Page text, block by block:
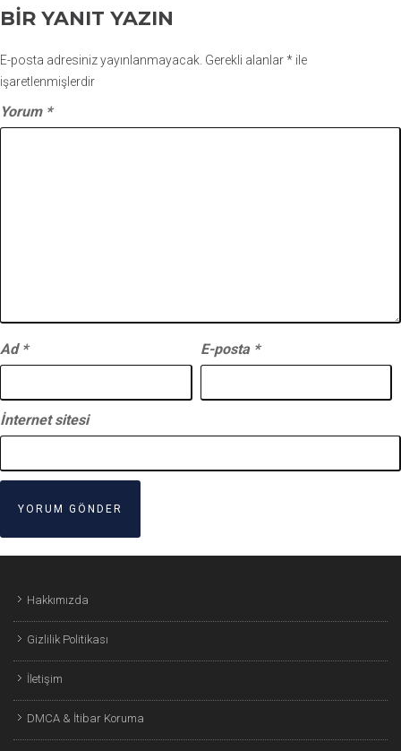
BIR YANIT YAZIN
E-posta adresiniz yayınlanmayacak. Gerekli alanlar* ile
işaretlenmişlerdir
Yorum *
Ad * E-posta *
İnternet sitesi
Hakkımızda
Gizlilik Politikası
İletişim
DMCA & İtibar Koruma